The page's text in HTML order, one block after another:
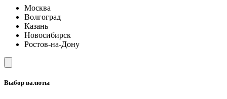
Москва
Волгоград
Казань
Новосибирск
Ростов-на-Дону
Выбор валюты